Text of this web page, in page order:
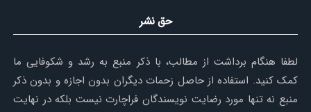
حق نشر
لطفا هنگام برداشت از مطالب، با ذکر منبع به رشد و شکوفایی ما
کمک کنید. استفاده از حاصل زحمات دیگران بدون اجازه و بدون ذکر
منبع نه تنها مورد رضایت نویسندگان فراچارت نیست بلکه در نهایت